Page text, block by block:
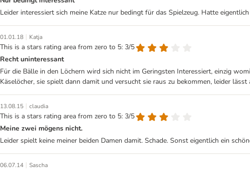
Leider interessiert sich meine Katze nur bedingt für das Spielzeug. Hatte
01.01.18 | Katja
This is a stars rating area from zero to 5: 3/5
Recht uninteressant
Für die Bälle in den Löchern wird sich nicht im Geringsten Interessiert, einzig
Käselöcher, sie spielt dann damit und versucht sie raus zu bekommen, leider
13.08.15 | claudia
This is a stars rating area from zero to 5: 3/5
Meine zwei mögens nicht.
Leider spielt keine meiner beiden Damen damit. Schade. Sonst eigentlich ein
06.07.14 | Sascha